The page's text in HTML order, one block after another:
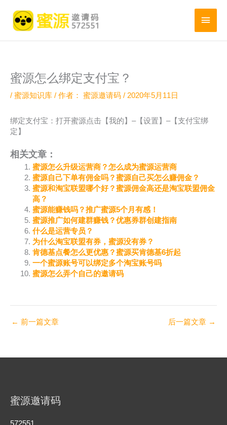
主
菜
蜜源怎么绑定支付宝？
/ 蜜源知识库 / 作者： 蜜源邀请码 / 2020年5月11日
绑定支付宝：打开蜜源点击【我的】–【设置】–【支付宝绑
定】
相关文章：
蜜源怎么升级运营商？怎么成为蜜源运营商
蜜源自己下单有佣金吗？蜜源自己买怎么赚佣金？
蜜源和淘宝联盟哪个好？蜜源佣金高还是淘宝联盟佣金
高？
蜜源能赚钱吗？推广蜜源5个月有感！
蜜源推广如何建群赚钱？优惠券群创建指南
什么是运营专员？
为什么淘宝联盟有券，蜜源没有券？
肯德基点餐怎么更优惠？蜜源买肯德基6折起
一个蜜源账号可以绑定多个淘宝账号吗
蜜源怎么弄个自己的邀请码
← 前一篇文章 后一篇文章 →
蜜源邀请码